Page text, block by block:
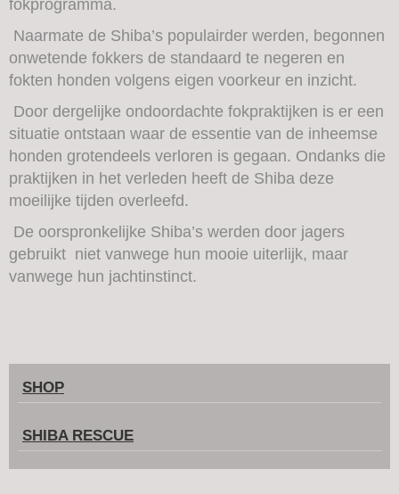
fokprogramma.
Naarmate de Shiba’s populairder werden, begonnen
onwetende fokkers de standaard te negeren en
fokten honden volgens eigen voorkeur en inzicht.
Door dergelijke ondoordachte fokpraktijken is er een
situatie ontstaan waar de essentie van de inheemse
honden grotendeels verloren is gegaan. Ondanks die
praktijken in het verleden heeft de Shiba deze
moeilijke tijden overleefd.
De oorspronkelijke Shiba’s werden door jagers
gebruikt niet vanwege hun mooie uiterlijk, maar
vanwege hun jachtinstinct.
SHOP
SHIBA RESCUE